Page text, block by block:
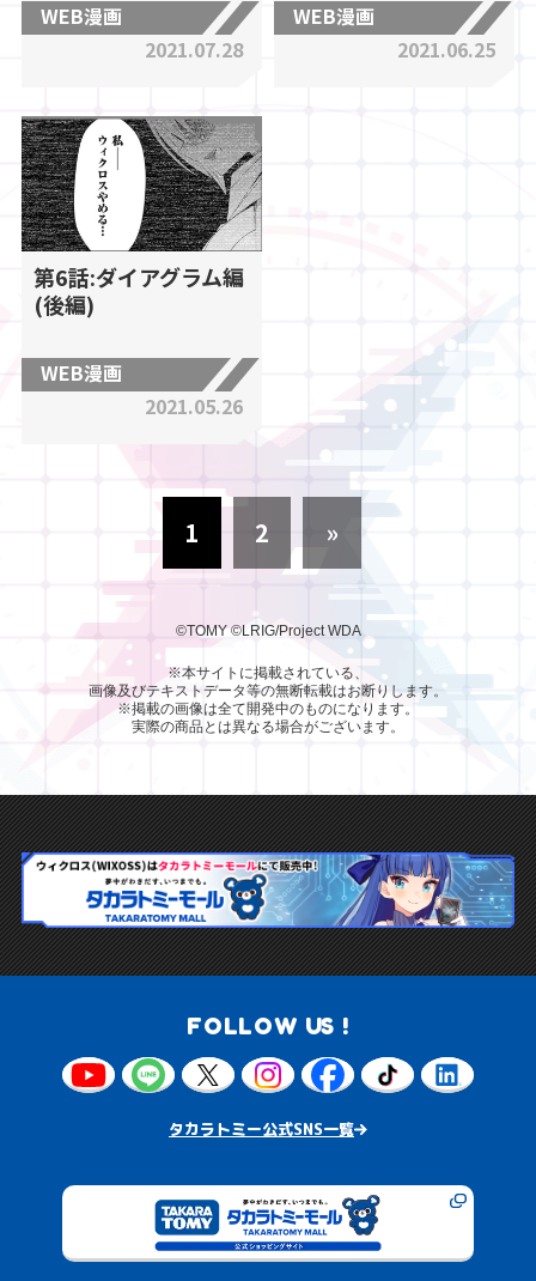
WEB漫画
2021.07.28
WEB漫画
2021.06.25
第6話:ダイアグラム編
(後編)
WEB漫画
2021.05.26
1 2 »
©TOMY©LRIG/Project WDA
※本サイトに掲載されている、
画像及びテキストデータ等の無断転載はお断りします。
※掲載の画像は全て開発中のものになります。
実際の商品とは異なる場合がございます。
FOLLOW US !
タカラトミー公式SNS一覧